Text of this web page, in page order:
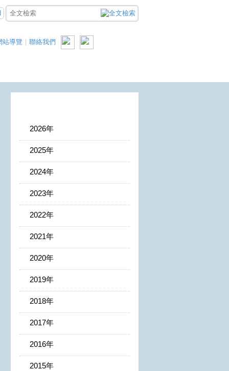
站導覽 聯絡我們
2026年
2025年
2024年
2023年
2022年
2021年
2020年
2019年
2018年
2017年
2016年
2015年